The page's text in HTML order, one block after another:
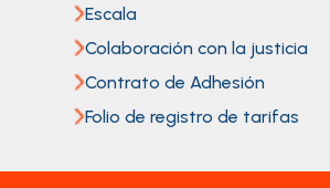
Escala
Colaboración con la justicia
Contrato de Adhesión
Folio de registro de tarifas